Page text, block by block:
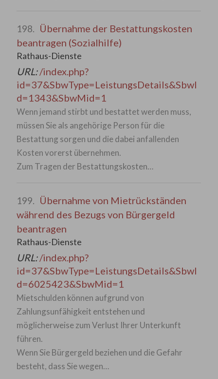
198. Übernahme der Bestattungskosten
beantragen (Sozialhilfe)
Rathaus-Dienste
URL:/index.php?
id=37&SbwType=LeistungsDetails&SbwI
d=1343&SbwMid=1
Wenn jemand stirbt und bestattet werden muss,
müssen Sie als angehörige Person für die
Bestattung sorgen und die dabei anfallenden
Kosten vorerst übernehmen.
Zum Tragen der Bestattungskosten…
199. Übernahme von Mietrückständen
während des Bezugs von Bürgergeld
beantragen
Rathaus-Dienste
URL:/index.php?
id=37&SbwType=LeistungsDetails&SbwI
d=6025423&SbwMid=1
Mietschulden können aufgrund von
Zahlungsunfähigkeit entstehen und
möglicherweise zum Verlust Ihrer Unterkunft
führen.
Wenn Sie Bürgergeld beziehen und die Gefahr
besteht, dass Sie wegen…